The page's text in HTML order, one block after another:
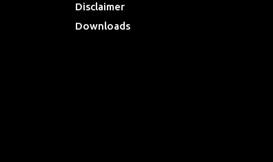
Disclaimer
Downloads